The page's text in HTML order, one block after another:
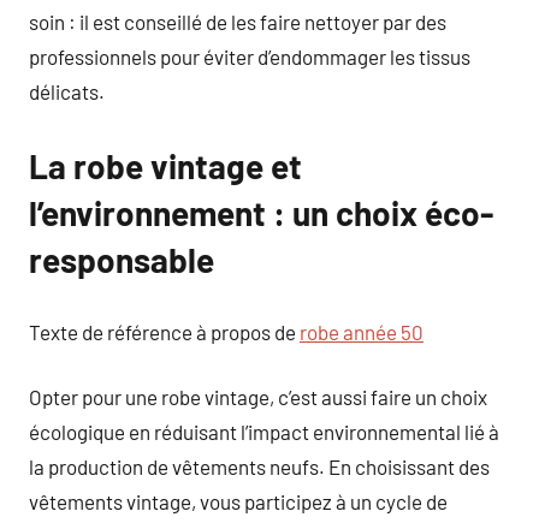
soin : il est conseillé de les faire nettoyer par des
professionnels pour éviter d’endommager les tissus
délicats.
La robe vintage et
l’environnement : un choix éco-
responsable
Texte de référence à propos de robe année 50
Opter pour une robe vintage, c’est aussi faire un choix
écologique en réduisant l’impact environnemental lié à
la production de vêtements neufs. En choisissant des
vêtements vintage, vous participez à un cycle de